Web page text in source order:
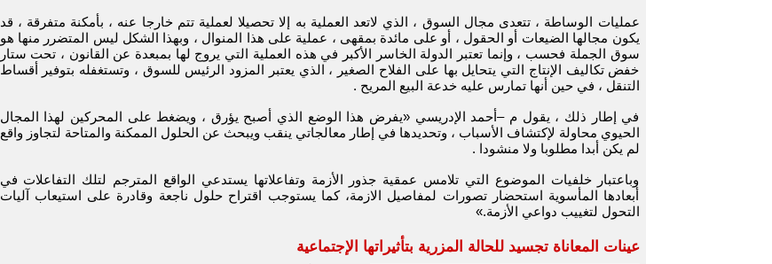
عمليات الوساطة ، تتعدى مجال السوق ، الذي لاتعد العملية به إلا تحصيلا لعملية تتم خارجا عنه ، بأمكنة متفرقة ، قد
يكون مجالها الضيعات أو الحقول ، أو على مائدة بمقهى ، عملية على هذا المنوال ، وبهذا الشكل ليس المتضرر منها هو
سوق الجملة فحسب ، وإنما تعتبر الدولة الخاسر الأكبر في هذه العملية التي يروج لها بمبعدة عن القانون ، تحت ستار
خفض تكاليف الإنتاج التي يتحايل بها على الفلاح الصغير ، الذي يعتبر المزود الرئيس للسوق ، وتستغفله بتوفير أقساط
التنقل ، في حين أنها تمارس عليه خدعة البيع المريح .
في إطار ذلك ، يقول م –أحمد الإدريسي «يفرض هذا الوضع الذي أصبح يؤرق ، ويضغط على المحركين لهذا المجال
الحيوي محاولة لإكتشاف الأسباب ، وتحديدها في إطار معالجاتي ينقب ويبحث عن الحلول الممكنة والمتاحة لتجاوز واقع
لم يكن أبدا مطلوبا ولا منشودا .
وباعتبار خلفيات الموضوع التي تلامس عمقية جذور الأزمة وتفاعلاتها يستدعي الواقع المترجم لتلك التفاعلات في
أبعادها المأسوية استحضار تصورات لمفاصيل الازمة، كما يستوجب اقتراح حلول ناجعة وقادرة على استيعاب آليات
التحول لتغييب دواعي الأزمة.»
عينات المعاناة تجسيد للحالة المزرية بتأثيراتها الإجتماعية